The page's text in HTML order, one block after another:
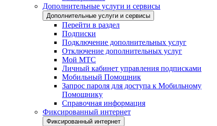
Дополнительные услуги и сервисы
Дополнительные услуги и сервисы
Перейти в раздел
Подписки
Подключение дополнительных услуг
Отключение дополнительных услуг
Мой МТС
Личный кабинет управления подписками
Мобильный Помощник
Запрос пароля для доступа к Мобильному
Помощнику
Справочная информация
Фиксированный интернет
Фиксированный интернет